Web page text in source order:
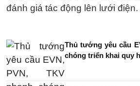
đánh giá tác động lên lưới điện.
Thủ tướng yêu cầu
chóng triển khai quy